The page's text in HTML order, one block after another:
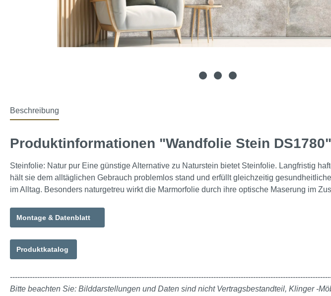
Beschreibung
Produktinformationen "Wandfolie Stein DS1780"
Steinfolie: Natur pur Eine günstige Alternative zu Naturstein bietet Steinfolie. Langfristig
hält sie dem alltäglichen Gebrauch problemlos stand und erfüllt gleichzeitig
im Alltag. Besonders naturgetreu wirkt die Marmorfolie durch ihre optische Maserung im
Montage & Datenblatt
Produktkatalog
Bitte beachten Sie: Bilddarstellungen und Daten sind nicht Vertragsbestandteil, Klinger -